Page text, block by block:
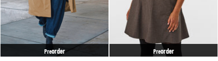
Preorder Preorder